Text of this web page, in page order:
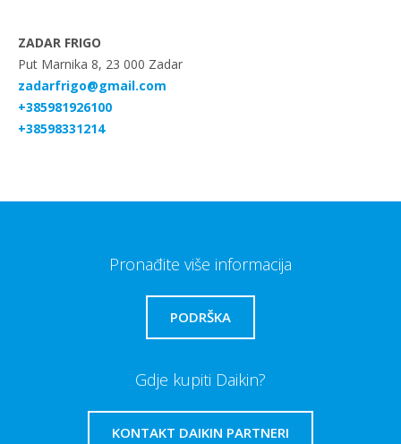
ZADAR FRIGO
Put Marnika 8, 23 000 Zadar
zadarfrigo@gmail.com
+385981926100
+38598331214
Pronađite više informacija
PODRŠKA
Gdje kupiti Daikin?
KONTAKT DAIKIN PARTNERI